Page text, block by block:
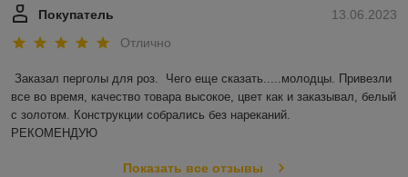
13.06.2023
Покупатель
Отлично
Заказал перголы для роз.  Чего еще сказать.....молодцы. Привезли
все во время, качество товара высокое, цвет как и заказывал, белый
с золотом. Конструкции собрались без нареканий.
РЕКОМЕНДУЮ
Показать все отзывы